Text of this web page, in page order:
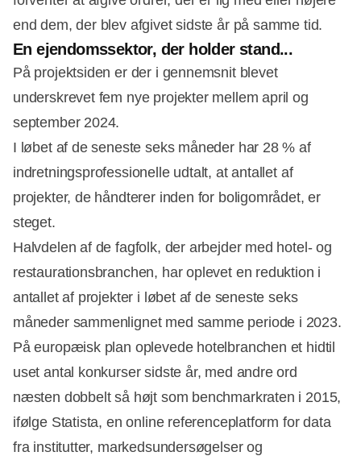
end dem, der blev afgivet sidste år på samme tid.
En ejendomssektor, der holder stand...
På projektsiden er der i gennemsnit blevet
underskrevet fem nye projekter mellem april og
september 2024.
I løbet af de seneste seks måneder har 28 % af
indretningsprofessionelle udtalt, at antallet af
projekter, de håndterer inden for boligområdet, er
steget.
Halvdelen af de fagfolk, der arbejder med hotel- og
restaurationsbranchen, har oplevet en reduktion i
antallet af projekter i løbet af de seneste seks
måneder sammenlignet med samme periode i 2023.
På europæisk plan oplevede hotelbranchen et hidtil
uset antal konkurser sidste år, med andre ord
næsten dobbelt så højt som benchmarkraten i 2015,
ifølge Statista, en online referenceplatform for data
fra institutter, markedsundersøgelser og